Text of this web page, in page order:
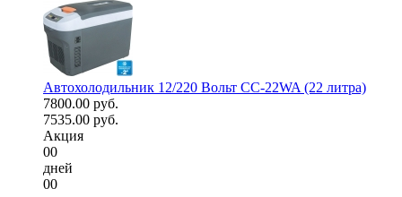
Автохолодильник 12/220 Вольт CC-22WA (22 литра)
7800.00 руб.
7535.00 руб.
Акция
00
дней
00